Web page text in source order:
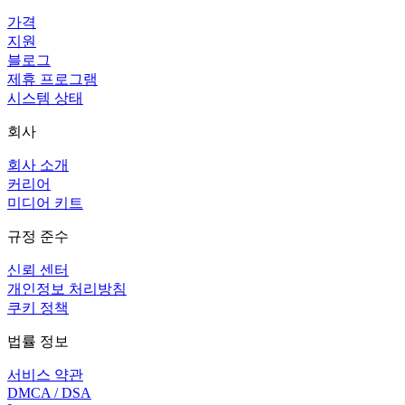
가격
지원
블로그
제휴 프로그램
시스템 상태
회사
회사 소개
커리어
미디어 키트
규정 준수
신뢰 센터
개인정보 처리방침
쿠키 정책
법률 정보
서비스 약관
DMCA / DSA